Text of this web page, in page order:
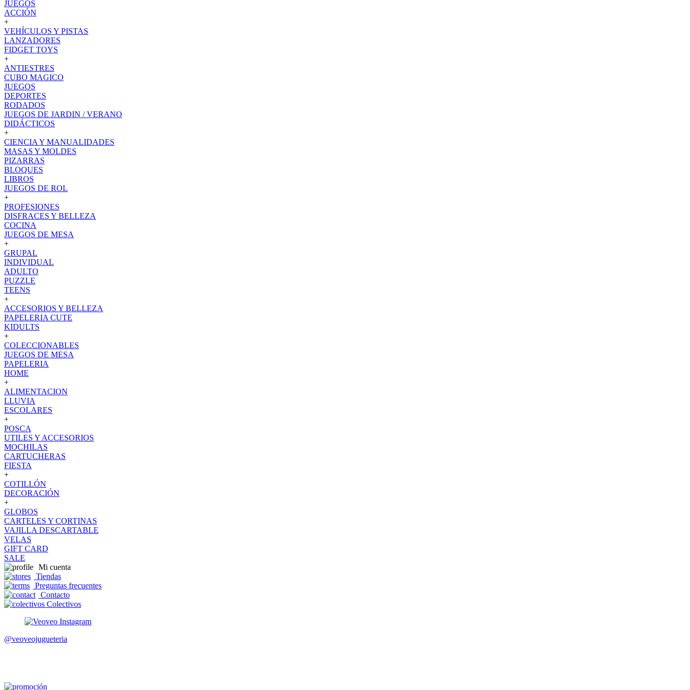
JUEGOS
ACCIÓN
+
VEHÍCULOS Y PISTAS
LANZADORES
FIDGET TOYS
+
ANTIESTRES
CUBO MAGICO
JUEGOS
DEPORTES
RODADOS
JUEGOS DE JARDIN / VERANO
DIDÁCTICOS
+
CIENCIA Y MANUALIDADES
MASAS Y MOLDES
PIZARRAS
BLOQUES
LIBROS
JUEGOS DE ROL
+
PROFESIONES
DISFRACES Y BELLEZA
COCINA
JUEGOS DE MESA
+
GRUPAL
INDIVIDUAL
ADULTO
PUZZLE
TEENS
+
ACCESORIOS Y BELLEZA
PAPELERIA CUTE
KIDULTS
+
COLECCIONABLES
JUEGOS DE MESA
PAPELERIA
HOME
+
ALIMENTACION
LLUVIA
ESCOLARES
+
POSCA
UTILES Y ACCESORIOS
MOCHILAS
CARTUCHERAS
FIESTA
+
COTILLÓN
DECORACIÓN
+
GLOBOS
CARTELES Y CORTINAS
VAJILLA DESCARTABLE
VELAS
GIFT CARD
SALE
Mi cuenta
Tiendas
Preguntas frecuentes
Contacto
Colectivos
@veoveojugueteria